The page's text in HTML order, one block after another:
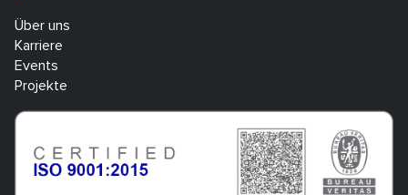
Über uns
Karriere
Events
Projekte